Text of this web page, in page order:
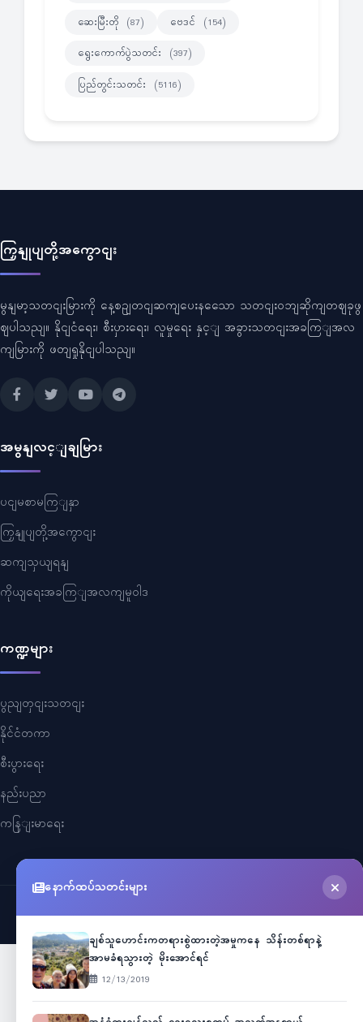
ဆေးမြီးတို (87) ဗေဒင် (154)
ရွေးကောက်ပွဲသတင်း (397)
ပြည်တွင်းသတင်း (5116)
ကြှနျုပျတို့အကွောငျး
မွနျမာ့သတငျးမြားကို နေ့စဥျတငျဆကျပေးနသေော သတငျးဝဘျဆိုကျတဈခုဖွ
ဈပါသညျ။ နိုငျငံရေး၊ စီးပှားရေး၊ လူမှုရေး နှင့ျ အခွားသတငျးအခကြျအလ
ကျမြားကို ဖတျရှုနိုငျပါသညျ။
အမွနျလင့ျချမြား
ပငျမစာမကြျနှာ
ကြှနျုပျတို့အကွောငျး
ဆကျသှယျရနျ
ကိုယျရေးအခကြျအလကျမူဝါဒ
ကဏ္ဍများ
ပွညျတှငျးသတငျး
နိုင်ငံတကာ
စီးပွားရေး
နည်းပညာ
ကနြျးမာရေး
©2026Myanmar Cele News. All Rights Reserved.
နောက်ထပ်သတင်းများ
ချစ်သူဟောင်းကတရားစွဲထားတဲ့အမှုကနေ သိန်းတစ်ရာနဲ့
အာမခံရသွားတဲ့ မိုးအောင်ရင်
12/13/2019